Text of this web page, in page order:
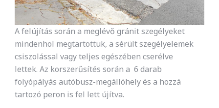
A felújítás során a meglévő gránit szegélyeket
mindenhol megtartottuk, a sérült szegélyelemek
csiszolással vagy teljes egészében cserélve
lettek. Az korszerűsítés során a 6 darab
folyópályás autóbusz-megállóhely és a hozzá
tartozó peron is fel lett újítva.